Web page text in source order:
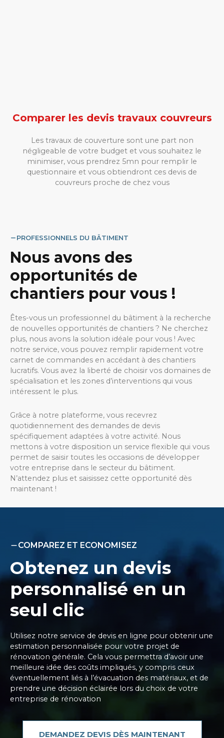
Comparer les devis travaux couvreurs
Les travaux de couverture sont une part non
négligeable de votre budget et vous souhaitez le
minimiser, vous prendrez 5mn pour remplir le
questionnaire et vous obtiendront ces devis de
couvreurs proche de chez vous
PROFESSIONNELS DU BÂTIMENT
Nous avons des
opportunités de
chantiers pour vous !
Êtes-vous un professionnel du bâtiment à la recherche
de nouvelles opportunités de chantiers ? Ne cherchez
plus, nous avons la solution idéale pour vous ! Avec
notre service, vous pouvez remplir rapidement votre
carnet de commandes en accédant à des chantiers
lucratifs. Vous avez la liberté de choisir vos domaines de
spécialisation et les zones d’interventions qui vous
intéressent le plus.
Grâce à notre plateforme, vous recevrez
quotidiennement des demandes de devis
spécifiquement adaptées à votre activité. Nous
mettons à votre disposition un service flexible qui vous
permet de saisir toutes les occasions de développer
votre entreprise dans le secteur du bâtiment.
N’attendez plus et saisissez cette opportunité dès
maintenant !
COMPAREZ ET ECONOMISEZ
Obtenez un devis
personnalisé en un
seul clic
Utilisez notre service de devis en ligne pour obtenir une
estimation personnalisée pour votre projet de
rénovation générale. Cela vous permettra d’avoir une
meilleure idée des coûts impliqués, y compris ceux
éventuellement liés à l’évacuation des matériaux, et de
prendre une décision éclairée lors du choix de votre
entreprise de rénovation
DEMANDEZ DEVIS DÈS MAINTENANT